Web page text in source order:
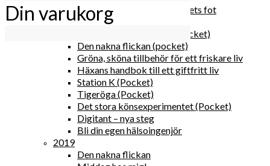
Den lilla vingården vid bergets fot
Happy me
Det lilla galleriet i solen (pocket)
Den nakna flickan (pocket)
Gröna, sköna tillbehör för ett friskare liv
Häxans handbok till ett giftfritt liv
Station K (Pocket)
Tigeröga (Pocket)
Det stora könsexperimentet (Pocket)
Digitant – nya steg
Bli din egen hälsoingenjör
2019
Den nakna flickan
Din varukorg